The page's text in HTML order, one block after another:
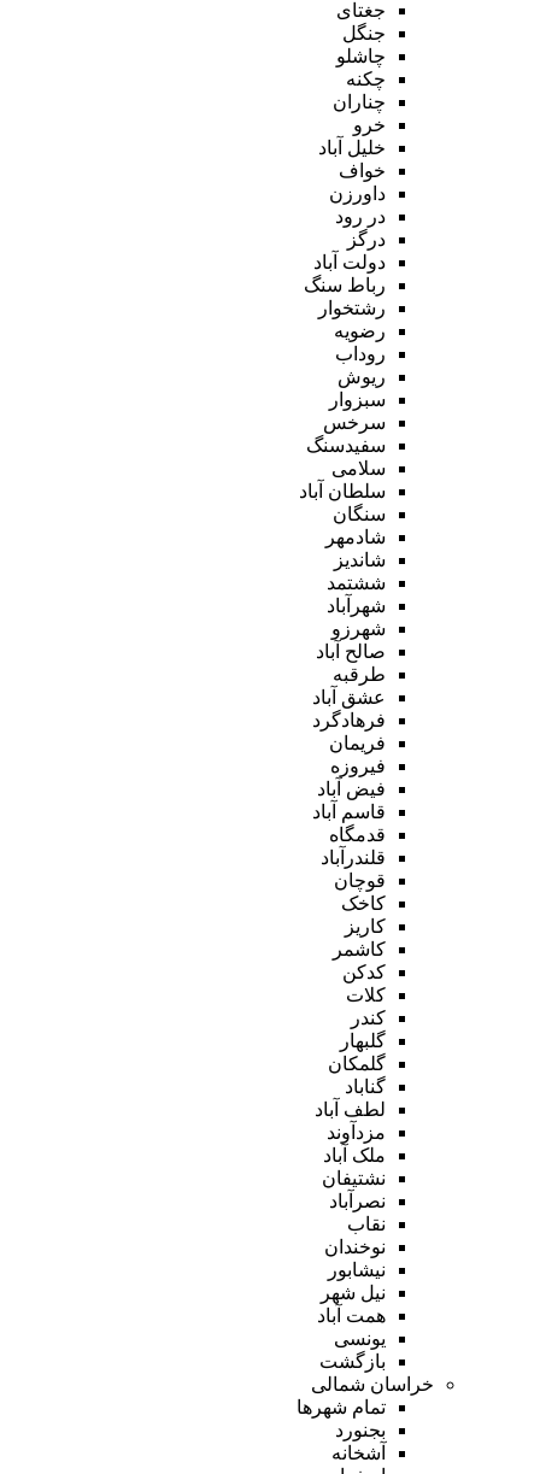
جغتای
جنگل
چاشلو
چکنه
چناران
خرو
خلیل آباد
خواف
داورزن
در رود
درگز
دولت آباد
رباط سنگ
رشتخوار
رضویه
روداب
ریوش
سبزوار
سرخس
سفیدسنگ
سلامی
سلطان آباد
سنگان
شادمهر
شاندیز
ششتمد
شهرآباد
شهرزو
صالح آباد
طرقبه
عشق آباد
فرهادگرد
فریمان
فیروزه
فیض آباد
قاسم آباد
قدمگاه
قلندرآباد
قوچان
کاخک
کاریز
کاشمر
کدکن
کلات
کندر
گلبهار
گلمکان
گناباد
لطف آباد
مزدآوند
ملک آباد
نشتیفان
نصرآباد
نقاب
نوخندان
نیشابور
نیل شهر
همت آباد
یونسی
بازگشت
خراسان شمالی
تمام شهر‌ها
بجنورد
آشخانه